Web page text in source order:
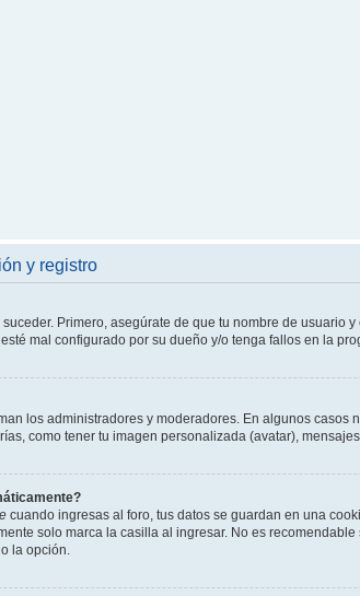
y registro
Primero, asegúrate de que tu nombre de
mal configurado por su dueño y/o tenga fallos en la
los administradores y moderadores. En algunos
como tener tu imagen personalizada (avatar),
cuando ingresas al foro, tus datos se guardan en una
solo marca la casilla al ingresar. No es
la opción.